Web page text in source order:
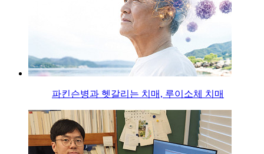
파킨슨병과 헷갈리는 치매, 루이소체 치매